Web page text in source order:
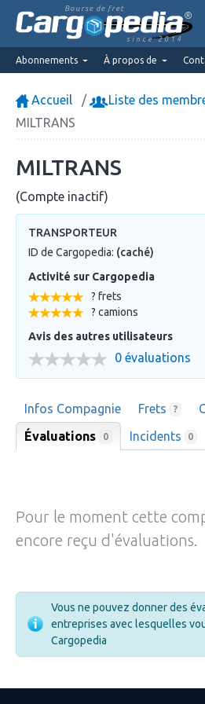
Bourse de fret
since 2014
Abonnements À propos de
Accueil
Liste des
MILTRANS
MILTRANS
(Compte inactif)
TRANSPORTEUR
ID de Cargopedia: (caché)
Activité sur Cargopedia
? frets
? camions
Avis des autres utilisateurs
0 évaluations
Infos Compagnie Frets ?
Évaluations 0 Incidents 0
Pour le moment cette
encore reçu d'évaluations.
Vous ne pouvez donner des
entreprises avec lesquelles
Cargopedia